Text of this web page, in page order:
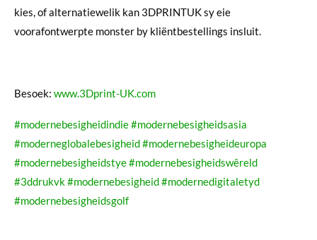
kies, of alternatiewelik kan 3DPRINTUK sy eie
voorafontwerpte monster by kliëntbestellings insluit.
Besoek: www.3Dprint-UK.com
#modernebesigheidindie#modernebesigheidsasia
#moderneglobalebesigheid#modernebesigheideuropa
#modernebesigheidstye#modernebesigheidswêreld
#3ddrukvk#modernebesigheid#modernedigitaletyd
#modernebesigheidsgolf